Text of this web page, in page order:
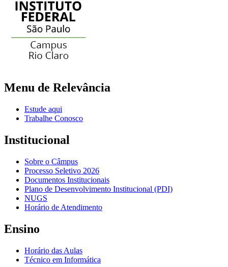
Menu de Relevância
Estude aqui
Trabalhe Conosco
Institucional
Sobre o Câmpus
Processo Seletivo 2026
Documentos Institucionais
Plano de Desenvolvimento Institucional (PDI)
NUGS
Horário de Atendimento
Ensino
Horário das Aulas
Técnico em Informática